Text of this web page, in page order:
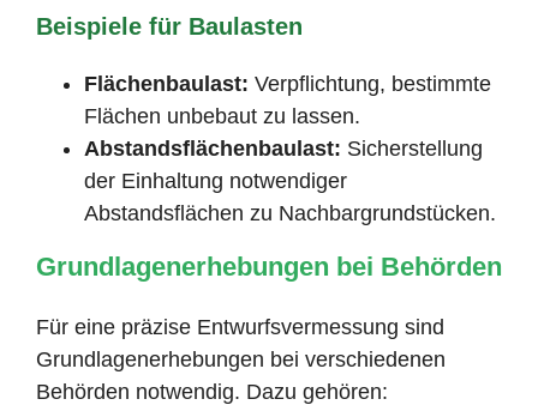
Beispiele für Baulasten
Flächenbaulast: Verpflichtung, bestimmte
Flächen unbebaut zu lassen.
Abstandsflächenbaulast: Sicherstellung
der Einhaltung notwendiger
Abstandsflächen zu Nachbargrundstücken.
Grundlagenerhebungen bei Behörden
Für eine präzise Entwurfsvermessung sind
Grundlagenerhebungen bei verschiedenen
Behörden notwendig. Dazu gehören: